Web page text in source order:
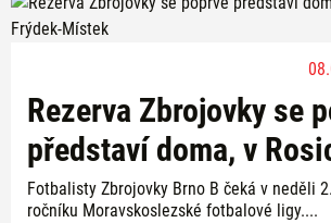
Rezerva Zbrojovky se
představí doma, v
Fotbalisty Zbrojovky Brno B čeká v neděli
ročníku Moravskoslezské fotbalové ligy....